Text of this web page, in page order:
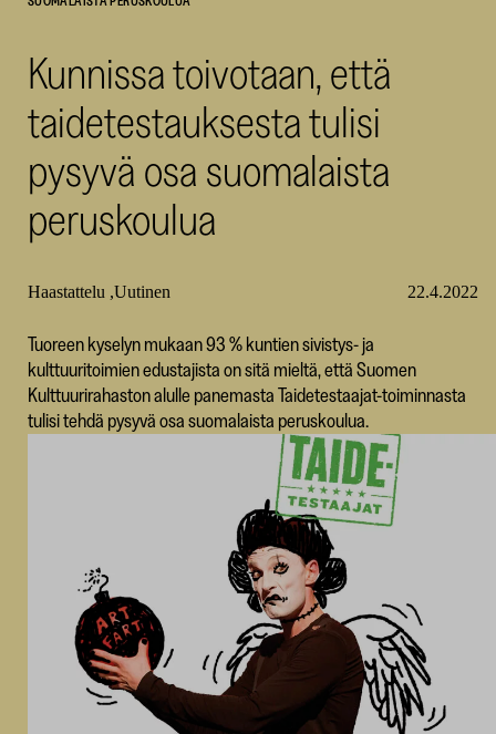
Kunnissa toivotaan, että
taidetestauksesta tulisi
pysyvä osa suomalaista
peruskoulua
Haastattelu Uutinen 22.4.2022
Tuoreen kyselyn mukaan 93 % kuntien sivistys- ja
kulttuuritoimien edustajista on sitä mieltä, että Suomen
Kulttuurirahaston alulle panemasta Taidetestaajat-toiminnasta
tulisi tehdä pysyvä osa suomalaista peruskoulua.